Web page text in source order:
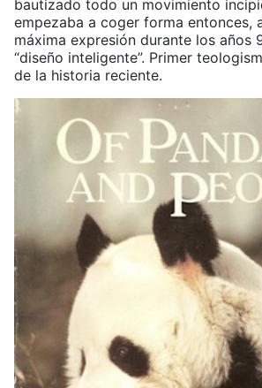
bautizado todo un movimiento
empezaba a coger forma entonces,
máxima expresión durante los años
“diseño inteligente”. Primer
de la historia reciente.